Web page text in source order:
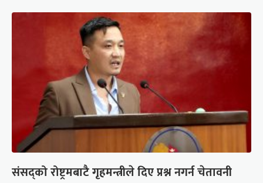
संसद्को रोष्ट्रमबाटै गृहमन्त्रीले दिए प्रश्न नगर्न चेतावनी